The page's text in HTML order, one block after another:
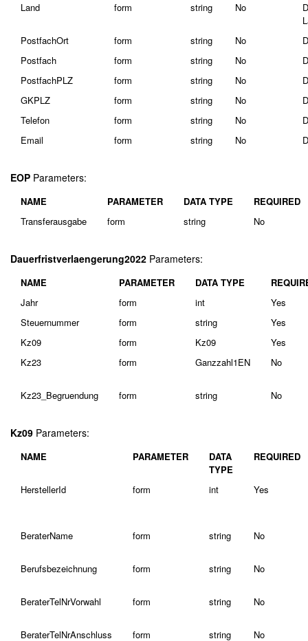
Land
form string No
PostfachOrt
form string No
Postfach
form string No
PostfachPLZ
form string No
GKPLZ
form string No
Telefon
form string No
Email
form string No
EOP Parameters:
NAME PARAMETER DATA TYPE
REQUIRED
Transferausgabe
form string No
Dauerfristverlaengerung2022 Parameters:
NAME PARAMETER DATA TYPE
Jahr
form int
Yes
Steuernummer
form string
Yes
Kz09
form Kz09
Yes
Kz23
form Ganzzahl1EN No
Kz23_Begruendung form string No
Kz09 Parameters:
NAME PARAMETER
DATA
TYPE
REQUIRED
HerstellerId form int Yes
BeraterName form string No
Berufsbezeichnung form string No
BeraterTelNrVorwahl form string No
BeraterTelNrAnschluss form string No